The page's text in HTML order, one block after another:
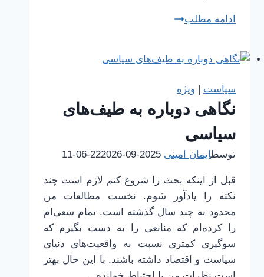
ادامه مطلبانواع
فرم‌های
(دانستنی‌های
لازم
سیاست ویژه
نگاهی دوباره به طیف‌های
سیاسی
توسطایمان امینی 2025-09-22
2026-06-11
قبل از اینکه بحث را شروع کنم لازم است چند
نکته را یادآور شوم. نخست مطالعات من
محدود به چند سال گذشته است. تمام سعی‌ام
را کرده‌ام که منابعی را به دست بگیرم که
سوگیری کمتری نسبت به واقعیت‌های دنیای
سیاست و اقتصاد داشته باشند. با این حال بهتر